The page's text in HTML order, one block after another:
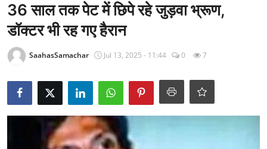
अंतराष्ट्रीय
Epaper
36 साल तक पेट में छिपे रहे जुड़वा भ्रूण,
डॉक्टर भी रह गए हैरान
SaahasSamachar Jul 13, 2025 - 11:44 0 7